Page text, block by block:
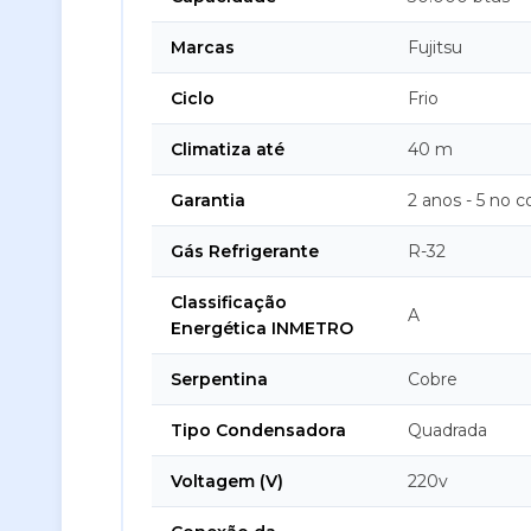
Marcas Fujitsu
Ciclo Frio
Climatiza até 40 m
Garantia 2 anos - 5 no
Gás Refrigerante R-32
Classificação
Energética INMETRO
A
Serpentina Cobre
Tipo Condensadora Quadrada
Voltagem (V) 220v